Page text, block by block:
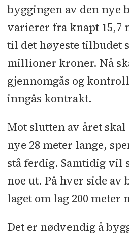
byggingen av den nye
varierer fra knapt
til det høyeste tilbudet
millioner kroner. Nå
gjennomgås og
inngås kontrakt.
Mot slutten av året
nye 28 meter lange,
stå ferdig. Samtidig vil
noe ut. På hver side
laget om lag 200 meter
Det er nødvendig å